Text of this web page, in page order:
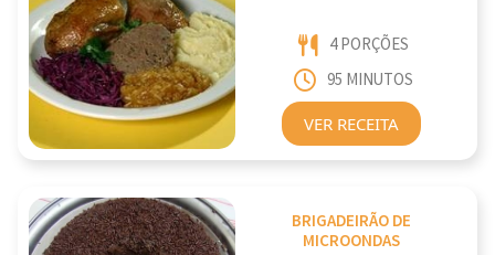
4 PORÇÕES
95 MINUTOS
VER RECEITA
BRIGADEIRÃO DE
MICROONDAS